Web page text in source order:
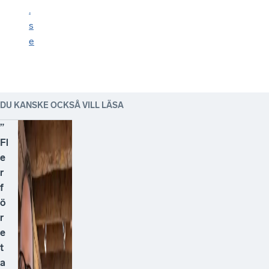
.
s
e
DU KANSKE OCKSÅ VILL LÄSA
”
Fl
e
r
f
ö
r
e
t
a